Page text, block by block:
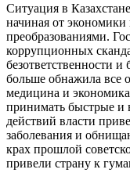
Ситуация в
начиная от
преобразованиями.
коррупционных
безответственности
больше обнажила все
медицина и
принимать быстрые и
действий власти
заболевания и
крах прошлой
привели страну к